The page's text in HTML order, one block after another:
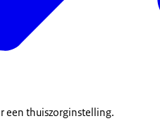
een thuiszorginstelling.